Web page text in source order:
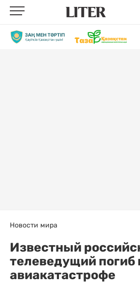
Новости мира
Известный
телеведущий погиб
авиакатастрофе